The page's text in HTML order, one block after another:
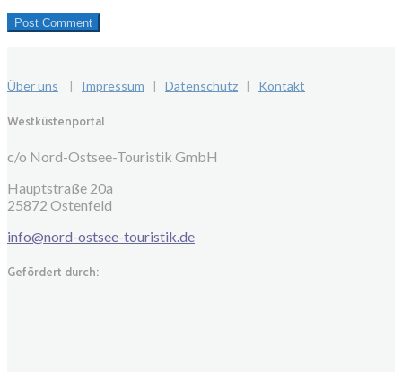
Über uns | Impressum | Datenschutz | Kontakt
Westküstenportal
c/o Nord-Ostsee-Touristik GmbH
Hauptstraße 20a
25872 Ostenfeld
info@nord-ostsee-touristik.de
Gefördert durch: